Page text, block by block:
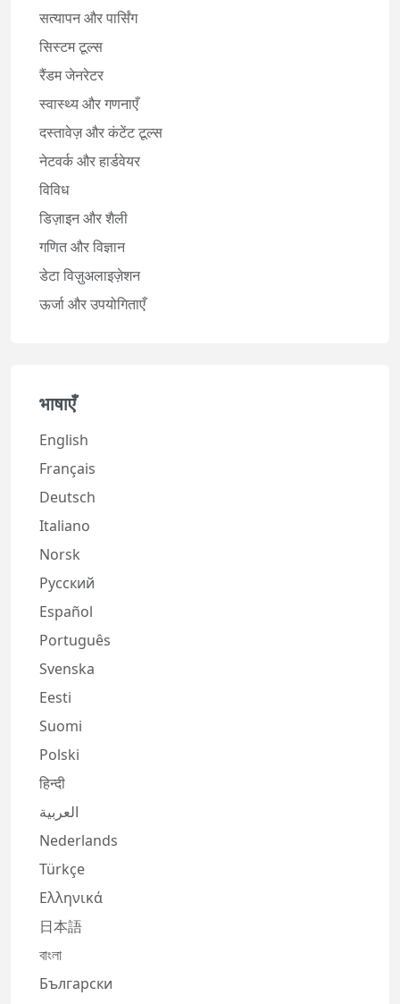
सत्यापन और पार्सिंग
सिस्टम टूल्स
रैंडम जेनरेटर
स्वास्थ्य और गणनाएँ
दस्तावेज़ और कंटेंट टूल्स
नेटवर्क और हार्डवेयर
विविध
डिज़ाइन और शैली
गणित और विज्ञान
डेटा विज़ुअलाइज़ेशन
ऊर्जा और उपयोगिताएँ
भाषाएँ
English
Français
Deutsch
Italiano
Norsk
Русский
Español
Português
Svenska
Eesti
Suomi
Polski
हिन्दी
العربية
Nederlands
Türkçe
Ελληνικά
日本語
বাংলা
Български